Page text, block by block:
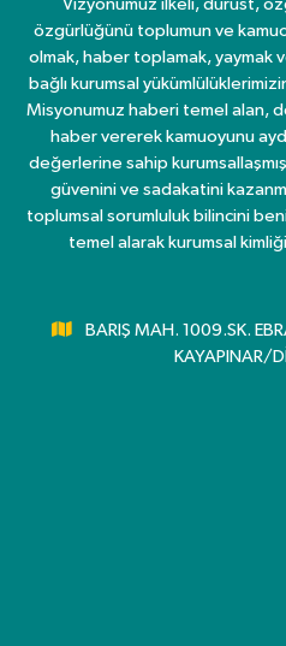
Vizyonumuz ilkeli, dürüst,
özgürlüğünü toplumun ve
olmak, haber toplamak, yaymak
bağlı kurumsal
Misyonumuz haberi temel alan,
haber vererek kamuoyunu
değerlerine sahip
güvenini ve sadakatini
toplumsal sorumluluk bilincini
temel alarak kurumsal
BARIŞ MAH. 1009.SK.
KAYAPINAR/